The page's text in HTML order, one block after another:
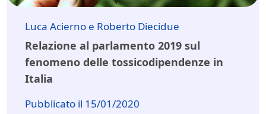
Luca Acierno e Roberto Diecidue
Relazione al parlamento 2019 sul
fenomeno delle tossicodipendenze in
Italia
Pubblicato il 15/01/2020